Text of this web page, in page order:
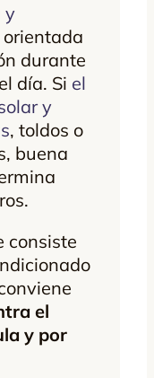
y
durante
día. Si el
y
, toldos o
buena
consiste
el
y por